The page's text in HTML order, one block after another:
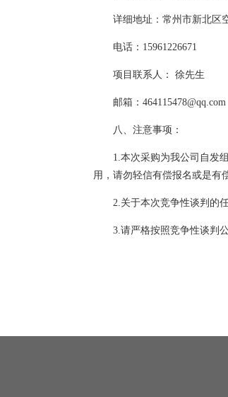
详细地址：常州市新北区
电话：15961226671
项目联系人： 徐先生
邮箱：464115478@qq.com
八、注意事项：
1.本次采购为我公司自发
用，请勿轻信有偿报名或是有
2.关于本次竞争性谈判的
3.请严格按照竞争性谈判